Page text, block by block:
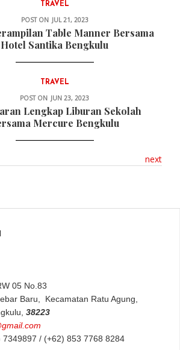
TRAVEL
POST ON JUL 21, 2023
Table Manner Bersama
Hotel Santika Bengkulu
TRAVEL
POST ON JUN 23, 2023
Lengkap Liburan Sekolah
Mercure Bengkulu
next
05 No.83
Baru, Kecamatan Ratu Agung,
38223
7349897 / (+62) 853 7768 8284